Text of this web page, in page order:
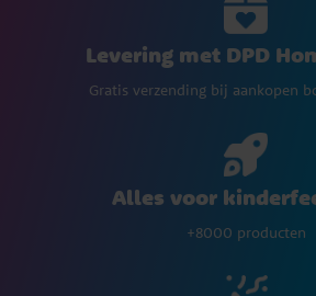
Levering met DPD
Gratis verzending bij aankopen
Alles voor
+8000 producten